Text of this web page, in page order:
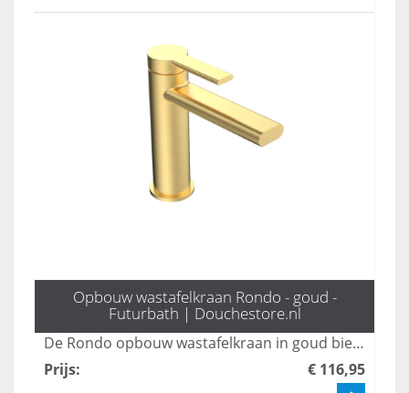
Opbouw wastafelkraan Rondo - goud -
Futurbath | Douchestore.nl
De Rondo opbouw wastafelkraan in goud biedt een stijlvol design dat elegantie toevoegt aan elke badkamer. Met een hoogte van 16 cm is deze kraan niet alleen praktisch, maar ook een statement piece dat moderne esthetiek combineert met functionaliteit. Transformeer uw wastafel met deze luxe toevoeging en geniet van een verfijnde uitstraling.
Prijs: € 116,95